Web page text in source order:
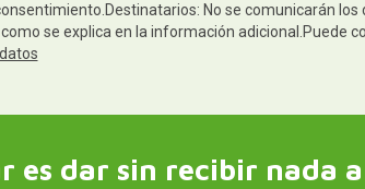
No se comunicarán
se explica en la información adicional.Puede
es dar sin recibir nada